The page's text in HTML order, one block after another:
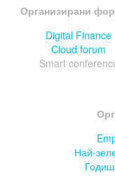
Организирани
Digital Finance
Cloud forum
Smart
Най-